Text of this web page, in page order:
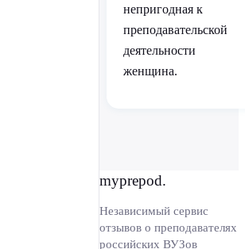
непригодная к
преподавательской
деятельности
женщина.
myprepod.
Независимый сервис
отзывов о преподавателях
российских ВУЗов